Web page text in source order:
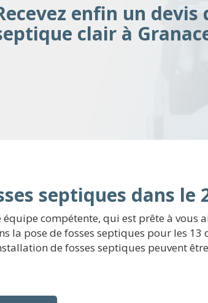
enfin un devis
clair à
septiques dans le
équipe compétente, qui est prête à vous
la pose de fosses septiques pour les
de fosses septiques peuvent